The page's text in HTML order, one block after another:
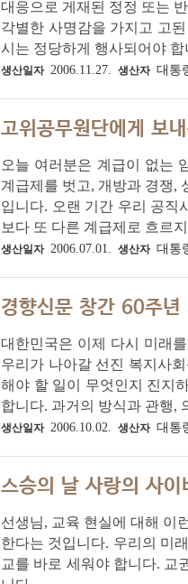
대응으로 게재된 정정 또는
각별한 사명감을 가지고 고
시는 정당하게 행사되어야 합
생산일자 2006.11.27. 생산자 대통
고위공무원단에게 보
오늘 여러분은 계급이 없는
계급제를 벗고, 개방과 경쟁,
입니다. 오랜 기간 우리 공직
보다 또 다른 계급제로 흐르
생산일자 2006.07.01. 생산자 대통
경향신문 창간 60주년
대한민국은 이제 다시 미래
우리가 나아갈 선진 복지사
해야 할 일이 무엇인지 진지
합니다. 과거의 방식과 관행,
생산일자 2006.10.02. 생산자 대통
스승의 날 사랑의 사
선생님, 교육 현실에 대해 이
한다는 것입니다. 우리의 미
교를 바로 세워야 합니다. 교